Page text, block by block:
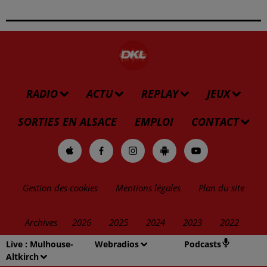
Live : Mulhouse-
Altkirch
Webradios Podcasts
RADIO ACTU REPLAY
JEUX
SORTIES EN ALSACE
EMPLOI CONTACT
Gestion des cookies Mentions légales Plan du site
Archives 2026 2025 2024 2023 2022